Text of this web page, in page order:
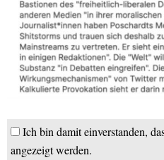
Ich bin damit einverstanden,
angezeigt werden.